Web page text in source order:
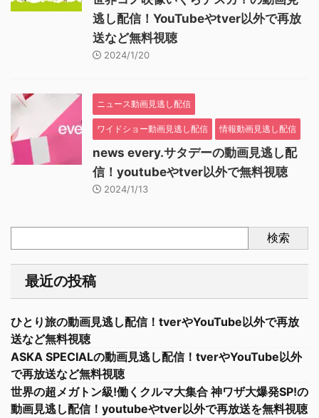
逃し配信！YouTubeやtver以外で再放
送など無料視聴
2024/1/20
ニュース動画見逃し配信
ワイドショー動画見逃し配信 情報動画見逃し配信
news every.サタデーの動画見逃し配
信！youtubeやtver以外で無料視聴
2024/1/13
検索
最近の投稿
ひとり旅の動画見逃し配信！tverやYouTube以外で再放
送など無料視聴
ASKA SPECIALの動画見逃し配信！tverやYouTube以外
で再放送など無料視聴
世界の超メガトン級!働くクルマ大集合 神ワザ大爆発SP!の
動画見逃し配信！youtubeやtver以外で再放送を無料視聴